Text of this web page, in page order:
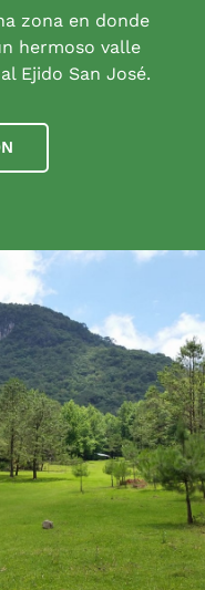
zona en donde
hermoso valle
Ejido San José.